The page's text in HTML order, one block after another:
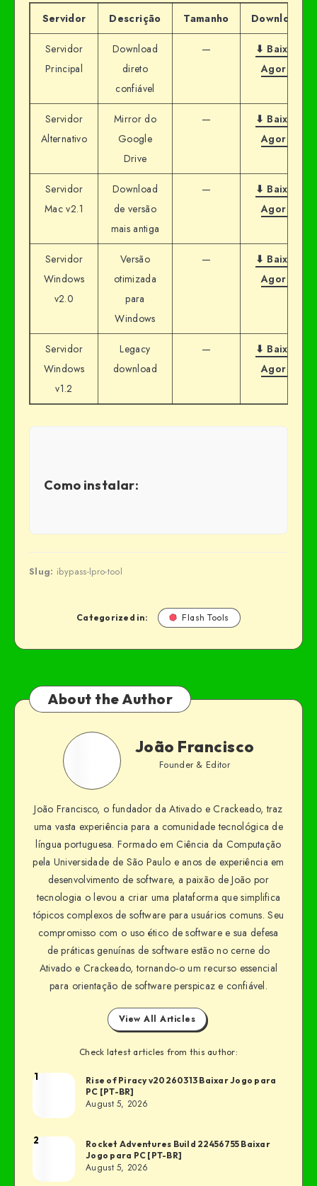
Servidor Descrição Tamanho Download
Servidor
Principal
Download
direto
confiável
—
⬇ Baixar
Agora
Servidor
Alternativo
Mirror do
Google
Drive
—
⬇ Baixar
Agora
Servidor
Mac v2.1
Download
de versão
mais antiga
—
⬇ Baixar
Agora
Servidor
Windows
v2.0
Versão
otimizada
para
Windows
—
⬇ Baixar
Agora
Servidor
Windows
v1.2
Legacy
download
—
⬇ Baixar
Agora
Como instalar:
Slug: ibypass-lpro-tool
Categorized in: Flash Tools
About the Author
João Francisco
Founder & Editor
João Francisco, o fundador da Ativado e Crackeado, traz
uma vasta experiência para a comunidade tecnológica de
língua portuguesa. Formado em Ciência da Computação
pela Universidade de São Paulo e anos de experiência em
desenvolvimento de software, a paixão de João por
tecnologia o levou a criar uma plataforma que simplifica
tópicos complexos de software para usuários comuns. Seu
compromisso com o uso ético de software e sua defesa
de práticas genuínas de software estão no cerne do
Ativado e Crackeado, tornando-o um recurso essencial
para orientação de software perspicaz e confiável.
View All Articles
Check latest articles from this author:
1
Rise of Piracy v20260313 Baixar Jogo para
PC [PT-BR]
August 5, 2026
2
Rocket Adventures Build 22456755 Baixar
Jogo para PC [PT-BR]
August 5, 2026